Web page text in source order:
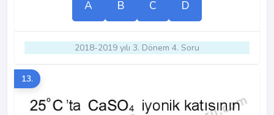
A B C D
2018-2019 yılı 3. Dönem 4. Soru
13.